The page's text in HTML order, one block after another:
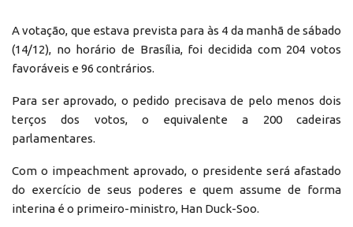
A votação, que estava prevista para às 4 da manhã de sábado
(14/12), no horário de Brasília, foi decidida com 204 votos
favoráveis e 96 contrários.
Para ser aprovado, o pedido precisava de pelo menos dois
terços dos votos, o equivalente a 200 cadeiras
parlamentares.
Com o impeachment aprovado, o presidente será afastado
do exercício de seus poderes e quem assume de forma
interina é o primeiro-ministro, Han Duck-Soo.